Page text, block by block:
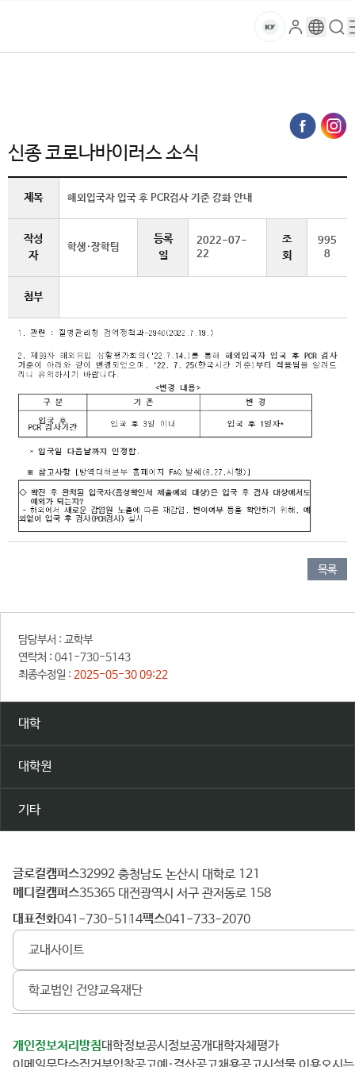
건
학
교
마
로
그
구
글
검
색
뉴
경
신종 코로나바이러스 소식
제목 해외입국자 입국 후 PCR검사 기준 강화 안내
작성
자
학생·장학팀
등록
일
2022-07-
22
조
회
995
8
첨부
목록
담당부서 : 교학부
연락처 : 041-730-5143
최종수정일 : 2025-05-30 09:22
대학
대학원
기타
건
양
대
학
글로컬캠퍼스 32992 충청남도 논산시 대학로 121
메디컬캠퍼스 35365 대전광역시 서구 관저동로 158
대표전화 041-730-5114 팩스 041-733-2070
교내사이트
학교법인 건양교육재단
개인정보처리방침 대학정보공시 정보공개
대학자체평가